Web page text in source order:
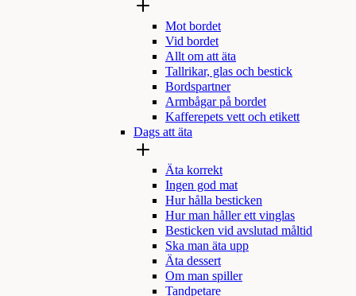
Mot bordet
Vid bordet
Allt om att äta
Tallrikar, glas och bestick
Bordspartner
Armbågar på bordet
Kafferepets vett och etikett
Dags att äta
Äta korrekt
Ingen god mat
Hur hålla besticken
Hur man håller ett vinglas
Besticken vid avslutad måltid
Ska man äta upp
Äta dessert
Om man spiller
Tandpetare